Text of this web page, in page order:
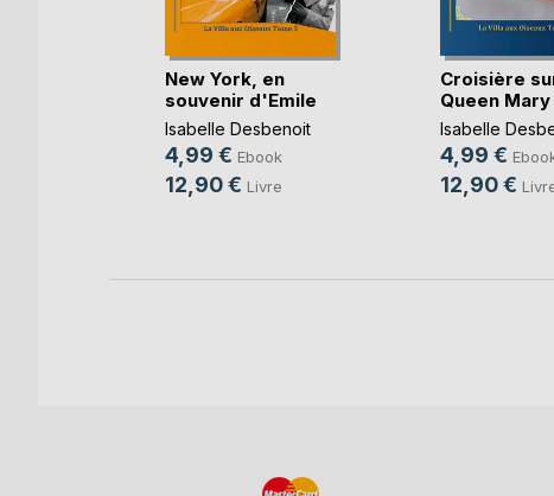
New York, en
souvenir d'Emile
Isabelle Desbenoit
4,99 € Ebook
12,90 € Livre
Croisière
Queen Mary
Isabelle
4,99 €
12,90 €